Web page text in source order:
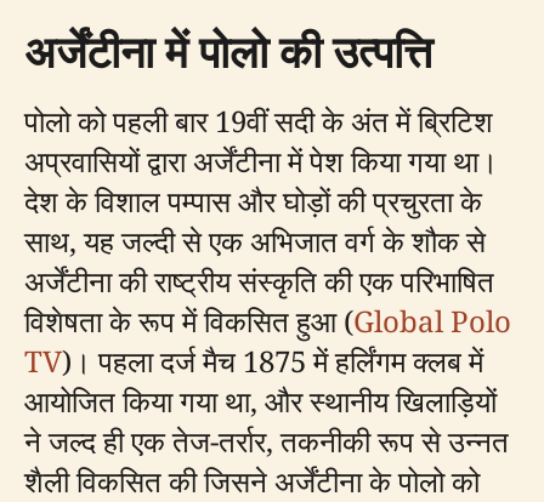
अर्जेंटीना में पोलो की उत्पत्ति
पोलो को पहली बार 19वीं सदी के अंत में ब्रिटिश
अप्रवासियों द्वारा अर्जेंटीना में पेश किया गया था।
देश के विशाल पम्पास और घोड़ों की प्रचुरता के
साथ, यह जल्दी से एक अभिजात वर्ग के शौक से
अर्जेंटीना की राष्ट्रीय संस्कृति की एक परिभाषित
विशेषता के रूप में विकसित हुआ (Global Polo
TV)। पहला दर्ज मैच 1875 में हर्लिंगम क्लब में
आयोजित किया गया था, और स्थानीय खिलाड़ियों
ने जल्द ही एक तेज-तर्रार, तकनीकी रूप से उन्नत
शैली विकसित की जिसने अर्जेंटीना के पोलो को